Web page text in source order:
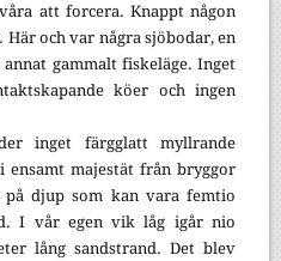
att forcera. Knappt någon
Här och var några sjöbodar, en
gammalt fiskeläge. Inget
köer och ingen
inget färgglatt myllrande
majestät från bryggor
djup som kan vara femtio
I vår egen vik låg igår nio
lång sandstrand. Det blev